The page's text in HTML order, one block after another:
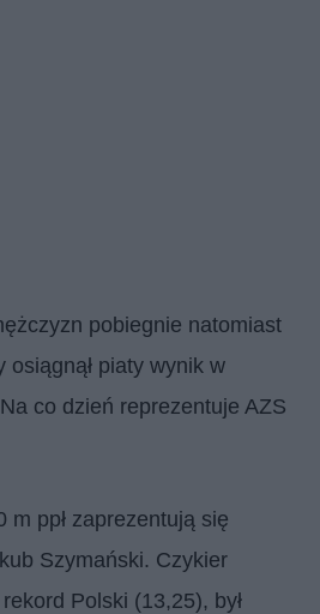
pobiegnie natomiast
osiągnął piaty wynik w
co dzień reprezentuje AZS
m ppł zaprezentują się
Szymański. Czykier
Polski (13,25), był